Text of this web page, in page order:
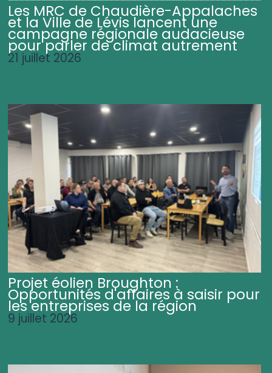
Les MRC de Chaudière-Appalaches
et la Ville de Lévis lancent une
campagne régionale audacieuse
pour parler de climat autrement
21 juillet 2026
Projet éolien Broughton :
Opportunités d'affaires à saisir pour
les entreprises de la région
9 juillet 2026